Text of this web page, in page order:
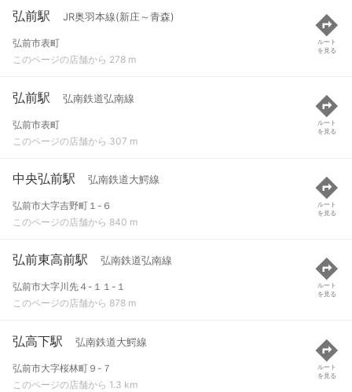
弘前駅 JR奥羽本線(新庄～青森)
弘前市表町
このページの店舗から 278 m
ルート
を見る
弘前駅 弘南鉄道弘南線
弘前市表町
このページの店舗から 307 m
ルート
を見る
中央弘前駅 弘南鉄道大鰐線
弘前市大字吉野町１-６
このページの店舗から 840 m
ルート
を見る
弘前東高前駅 弘南鉄道弘南線
弘前市大字川先４-１１-１
このページの店舗から 878 m
ルート
を見る
弘高下駅 弘南鉄道大鰐線
弘前市大字桜林町９-７
このページの店舗から 1.3 km
ルート
を見る